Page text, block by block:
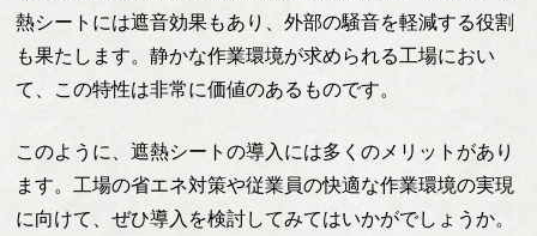
熱シートには遮音効果もあり、外部の騒音を軽減する役割
も果たします。静かな作業環境が求められる工場におい
て、この特性は非常に価値のあるものです。
このように、遮熱シートの導入には多くのメリットがあり
ます。工場の省エネ対策や従業員の快適な作業環境の実現
に向けて、ぜひ導入を検討してみてはいかがでしょうか。